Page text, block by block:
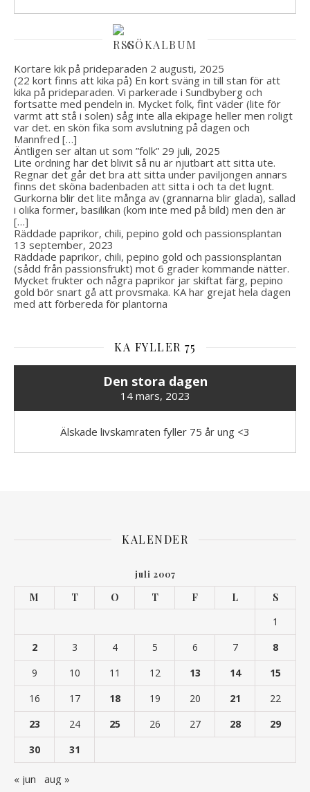
GÖKALBUM
Kortare kik på prideparaden 2 augusti, 2025
(22 kort finns att kika på) En kort sväng in till stan för att
kika på prideparaden. Vi parkerade i Sundbyberg och
fortsatte med pendeln in. Mycket folk, fint väder (lite för
varmt att stå i solen) såg inte alla ekipage heller men roligt
var det. en skön fika som avslutning på dagen och
Mannfred […]
Äntligen ser altan ut som ”folk” 29 juli, 2025
Lite ordning har det blivit så nu är njutbart att sitta ute.
Regnar det går det bra att sitta under paviljongen annars
finns det sköna badenbaden att sitta i och ta det lugnt.
Gurkorna blir det lite många av (grannarna blir glada), sallad
i olika former, basilikan (kom inte med på bild) men den är
[…]
Räddade paprikor, chili, pepino gold och passionsplantan
13 september, 2023
Räddade paprikor, chili, pepino gold och passionsplantan
(sådd från passionsfrukt) mot 6 grader kommande nätter.
Mycket frukter och några paprikor jar skiftat färg, pepino
gold bör snart gå att provsmaka. KA har grejat hela dagen
med att förbereda för plantorna
KA FYLLER 75
Den stora dagen
14 mars, 2023
Älskade livskamraten fyller 75 år ung <3
KALENDER
juli 2007
M T O T F L
S
1
2
3 4 5 6 7
8
9
10 11 12 13 14
15
16
17 18 19 20 21
22
23
24 25 26 27 28
29
30
31
« jun aug »